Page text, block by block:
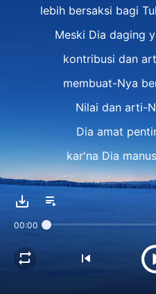
lebih bersaksi bagi
Meski Dia daging
kontribusi dan
membuat-Nya
Nilai dan arti-
Dia amat
kar'na Dia
Dia bisa buat
Dia tak bisa
tapi karya-Nya
00:00